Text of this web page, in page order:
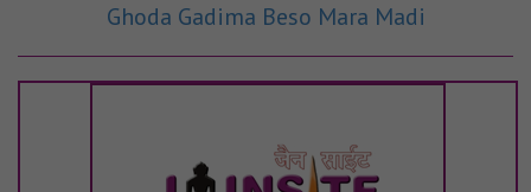
Ghoda Gadima Beso Mara Madi